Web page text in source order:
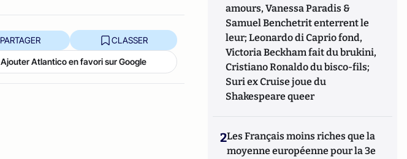
PARTAGER CLASSER
Ajouter Atlantico en favori sur Google
amours, Vanessa Paradis &
Samuel Benchetrit enterrent le
leur; Leonardo di Caprio fond,
Victoria Beckham fait du brukini,
Cristiano Ronaldo du bisco-fils;
Suri ex Cruise joue du
Shakespeare queer
2Les Français moins riches que la
moyenne européenne pour la 3e